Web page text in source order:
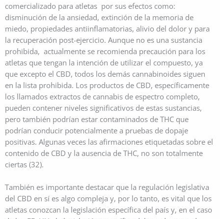
comercializado para atletas por sus efectos como:
disminución de la ansiedad, extinción de la memoria de
miedo, propiedades antiinflamatorias, alivio del dolor y para
la recuperación post-ejercicio. Aunque no es una sustancia
prohibida, actualmente se recomienda precaución para los
atletas que tengan la intención de utilizar el compuesto, ya
que excepto el CBD, todos los demás cannabinoides siguen
en la lista prohibida. Los productos de CBD, específicamente
los llamados extractos de cannabis de espectro completo,
pueden contener niveles significativos de estas sustancias,
pero también podrían estar contaminados de THC que
podrían conducir potencialmente a pruebas de dopaje
positivas. Algunas veces las afirmaciones etiquetadas sobre el
contenido de CBD y la ausencia de THC, no son totalmente
ciertas (32).
También es importante destacar que la regulación legislativa
del CBD en sí es algo compleja y, por lo tanto, es vital que los
atletas conozcan la legislación específica del país y, en el caso